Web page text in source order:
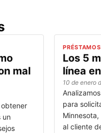
mal
un
PRÉSTAMOS
Los 5
línea
10 de enero
para
al cliente